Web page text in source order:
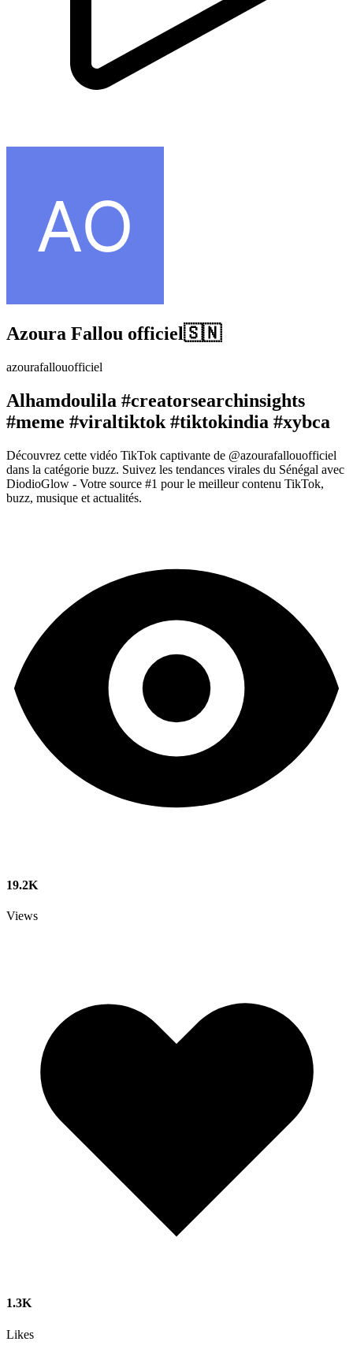
Azoura Fallou officiel🇸🇳
azourafallouofficiel
Alhamdoulila #creatorsearchinsights
#meme #viraltiktok #tiktokindia #xybca
Découvrez cette vidéo TikTok captivante de @azourafallouofficiel
dans la catégorie buzz. Suivez les tendances virales du Sénégal avec
DiodioGlow - Votre source #1 pour le meilleur contenu TikTok,
buzz, musique et actualités.
19.2K
Views
1.3K
Likes